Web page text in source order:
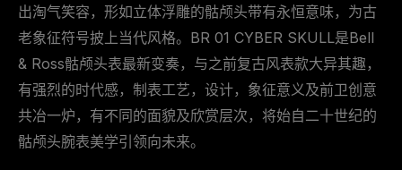
出淘气笑容，形如立体浮雕的骷颅头带有永恒意味，为古
老象征符号披上当代风格。BR 01 CYBER SKULL是Bell
& Ross骷颅头表最新变奏，与之前复古风表款大异其趣，
有强烈的时代感，制表工艺，设计，象征意义及前卫创意
共冶一炉，有不同的面貌及欣赏层次，将始自二十世纪的
骷颅头腕表美学引领向未来。